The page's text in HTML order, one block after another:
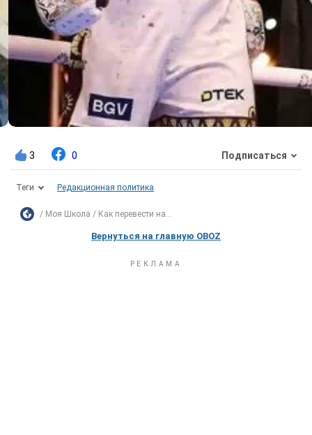
3 0 Подписаться
Теги Редакционная политика
Моя Школа Как перевести на...
Вернуться на главную OBOZ